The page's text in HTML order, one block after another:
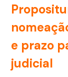
e prazo
judicial